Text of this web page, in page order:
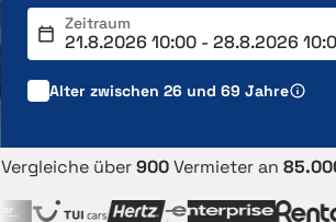
Zeitraum
Alter zwischen 26 und 69 Jahre
Vergleiche über900Vermieter an